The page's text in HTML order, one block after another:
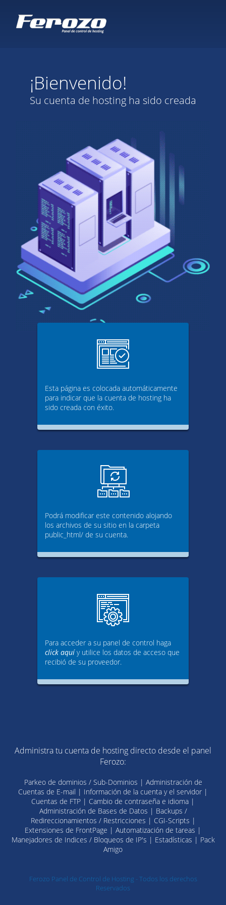
¡Bienvenido!
Su cuenta de hosting ha sido creada
Esta página es colocada automáticamente
para indicar que la cuenta de hosting ha
sido creada con éxito.
Podrá modificar este contenido alojando
los archivos de su sitio en la carpeta
public_html/ de su cuenta.
Para acceder a su panel de control haga
click aquíy utilice los datos de acceso que
recibió de su proveedor.
Administra tu cuenta de hosting directo desde el panel
Ferozo:
Parkeo de dominios / Sub-Dominios | Administración de
Cuentas de E-mail | Información de la cuenta y el servidor |
Cuentas de FTP | Cambio de contraseña e idioma |
Administración de Bases de Datos | Backups /
Redireccionamientos / Restricciones | CGI-Scripts |
Extensiones de FrontPage | Automatización de tareas |
Manejadores de Indices / Bloqueos de IP's | Estadísticas | Pack
Amigo
Ferozo Panel de Control de Hosting - Todos los derechos
Reservados